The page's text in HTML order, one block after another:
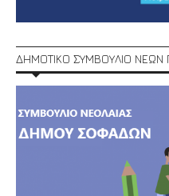
ΔΗΜΟΤΙΚΟ ΣΥΜΒΟΥΛΙΟ ΝΕΩΝ